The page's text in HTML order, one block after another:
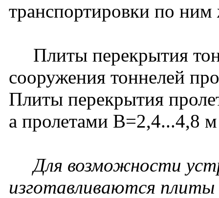
транспортировки по
Плиты перекрытия
сооружения тоннелей
Плиты перекрытия
а пролетами В=2,4...4,8
Для возможности
изготавливаются